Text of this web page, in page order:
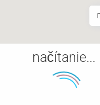
načítanie...